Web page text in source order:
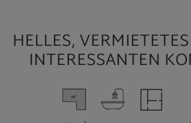
HELLES,
INTERESSANTEN